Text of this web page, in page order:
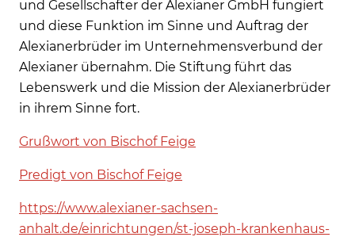
und Gesellschafter der Alexianer GmbH fungiert
und diese Funktion im Sinne und Auftrag der
Alexianerbrüder im Unternehmensverbund der
Alexianer übernahm. Die Stiftung führt das
Lebenswerk und die Mission der Alexianerbrüder
in ihrem Sinne fort.
Grußwort von Bischof Feige
Predigt von Bischof Feige
https://www.alexianer-sachsen-
anhalt.de/einrichtungen/st-joseph-krankenhaus-